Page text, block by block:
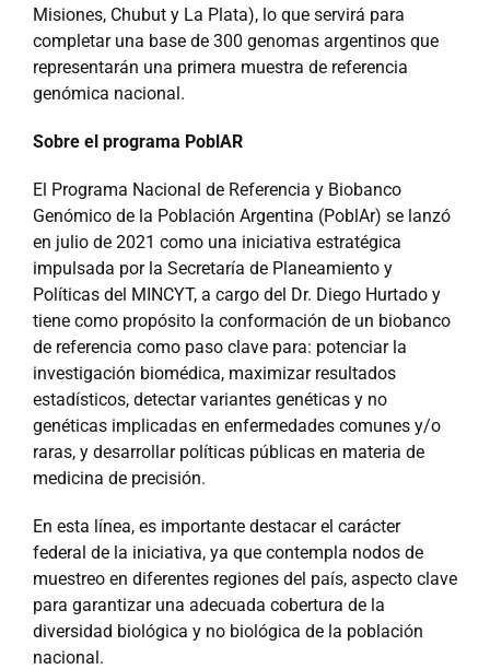
Misiones, Chubut y La Plata), lo que servirá para
completar una base de 300 genomas argentinos que
representarán una primera muestra de referencia
genómica nacional.
Sobre el programa PoblAR
El Programa Nacional de Referencia y Biobanco
Genómico de la Población Argentina (PoblAr) se lanzó
en julio de 2021 como una iniciativa estratégica
impulsada por la Secretaría de Planeamiento y
Políticas del MINCYT, a cargo del Dr. Diego Hurtado y
tiene como propósito la conformación de un biobanco
de referencia como paso clave para: potenciar la
investigación biomédica, maximizar resultados
estadísticos, detectar variantes genéticas y no
genéticas implicadas en enfermedades comunes y/o
raras, y desarrollar políticas públicas en materia de
medicina de precisión.
En esta línea, es importante destacar el carácter
federal de la iniciativa, ya que contempla nodos de
muestreo en diferentes regiones del país, aspecto clave
para garantizar una adecuada cobertura de la
diversidad biológica y no biológica de la población
nacional.